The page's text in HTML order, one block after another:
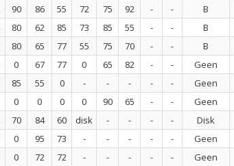
90 86 55 72 75 92 - - B
80 62 85 73 85 55 - - B
80 65 77 55 75 70 - - B
0 67 77 0 65 82 - - Geen
85 55 0 - - - - - Geen
0 0 0 0 90 65 - - Geen
70 84 60 disk - - - - Disk
0 95 73 - - - - - Geen
0 72 72 - - - - - Geen